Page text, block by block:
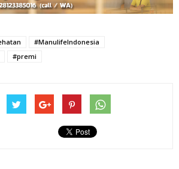
#ManulifeIndonesia
#premi